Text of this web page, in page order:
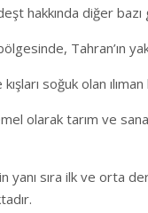
hakkında diğer bazı
Tahran’ın
soğuk olan
olarak tarım ve
yanı sıra ilk ve orta